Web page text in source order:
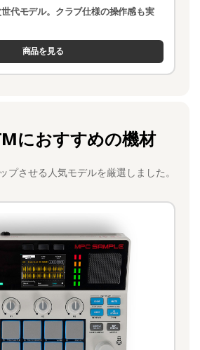
代モデル。クラブ仕様の操作感も実
商品を見る
におすすめの機材
プさせる人気モデルを厳選しました。